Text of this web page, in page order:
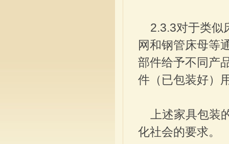
2.3.3对于类似
网和钢管床母等
部件给予不同产
件（已包装好）
上述家具包装
化社会的要求。